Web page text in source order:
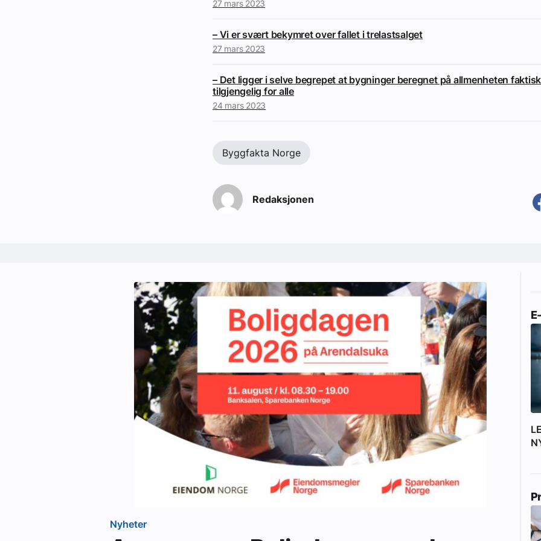
27 mars 2023
– Vi er svært bekymret over fallet i trelastsalget
27 mars 2023
– Det ligger i selve begrepet at bygninger beregnet på allmenheten
tilgjengelig for alle
24 mars 2023
Byggfakta Norge
Redaksjonen
Nyheter